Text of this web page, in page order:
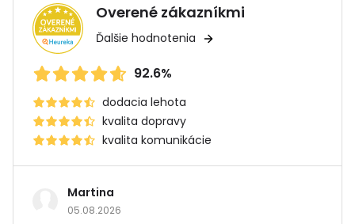
Overené zákazníkmi
Ďalšie hodnotenia
92.6%
dodacia lehota
kvalita dopravy
kvalita komunikácie
Martina
05.08.2026